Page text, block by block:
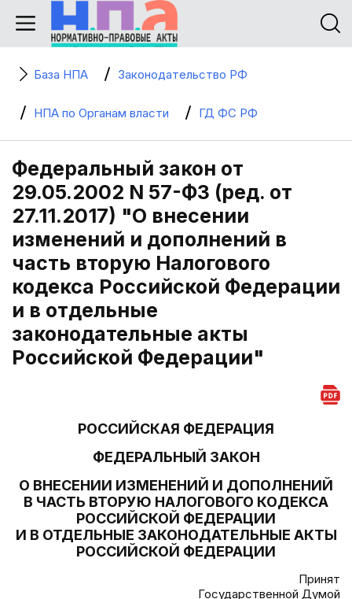
База НПА Законодательство РФ
НПА по Органам власти ГД ФС РФ
Федеральный закон от
29.05.2002 N 57-ФЗ (ред. от
27.11.2017) "О внесении
изменений и дополнений в
часть вторую Налогового
кодекса Российской Федерации
и в отдельные
законодательные акты
Российской Федерации"
РОССИЙСКАЯ ФЕДЕРАЦИЯ
ФЕДЕРАЛЬНЫЙ ЗАКОН
О ВНЕСЕНИИ ИЗМЕНЕНИЙ И ДОПОЛНЕНИЙ
В ЧАСТЬ ВТОРУЮ НАЛОГОВОГО КОДЕКСА
РОССИЙСКОЙ ФЕДЕРАЦИИ
И В ОТДЕЛЬНЫЕ ЗАКОНОДАТЕЛЬНЫЕ АКТЫ
РОССИЙСКОЙ ФЕДЕРАЦИИ
Принят
Государственной Думой